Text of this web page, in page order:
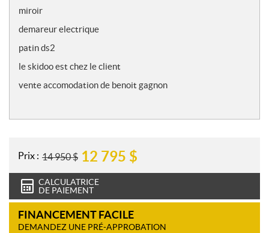
miroir
demareur electrique
patin ds2
le skidoo est chez le client
vente accomodation de benoit gagnon
Prix : 14 950$ 12 795 $
CALCULATRICE
DE PAIEMENT
FINANCEMENT FACILE
DEMANDEZ UNE PRÉ-APPROBATION